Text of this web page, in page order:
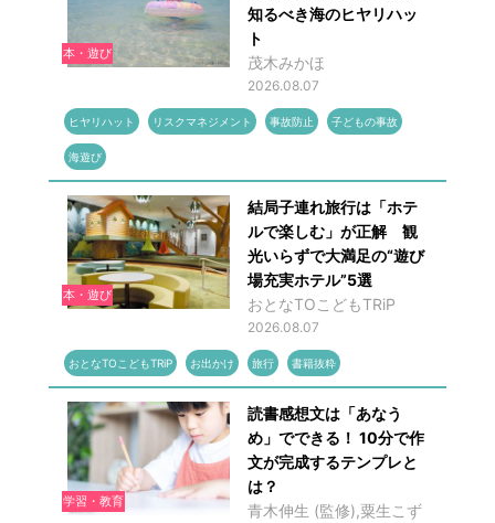
本・遊び
知るべき海のヒヤリハッ
ト
茂木みかほ
2026.08.07
ヒヤリハット リスクマネジメント 事故防止 子どもの事故
海遊び
本・遊び
結局子連れ旅行は「ホテ
ルで楽しむ」が正解 観
光いらずで大満足の“遊び
場充実ホテル”5選
おとなTOこどもTRiP
2026.08.07
おとなTOこどもTRiP お出かけ 旅行 書籍抜粋
学習・教育
読書感想文は「あなう
め」でできる！ 10分で作
文が完成するテンプレと
は？
青木伸生 (監修),粟生こず